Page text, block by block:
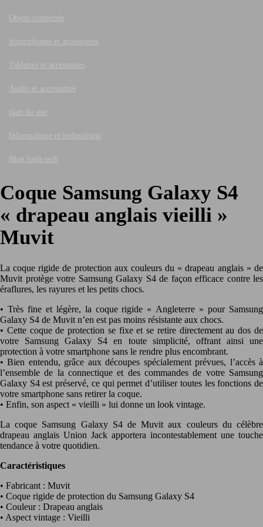
Objets connectés
Smartphones et accessoires
Tablettes et accessoires
Audio et accessoires
plan du site
Informatique et technologie
Blog high-tech
Coque Samsung Galaxy S4
« drapeau anglais vieilli »
Muvit
La coque rigide de protection aux couleurs du « drapeau anglais » de
Muvit protège votre Samsung Galaxy S4 de façon efficace contre les
éraflures, les rayures et les petits chocs.
• Très fine et légère, la coque rigide « Angleterre » pour Samsung
Galaxy S4 de Muvit n’en est pas moins résistante aux chocs.
• Cette coque de protection se fixe et se retire directement au dos de
votre Samsung Galaxy S4 en toute simplicité, offrant ainsi une
protection à votre smartphone sans le rendre plus encombrant.
• Bien entendu, grâce aux découpes spécialement prévues, l’accès à
l’ensemble de la connectique et des commandes de votre Samsung
Galaxy S4 est préservé, ce qui permet d’utiliser toutes les fonctions de
votre smartphone sans retirer la coque.
• Enfin, son aspect « vieilli » lui donne un look vintage.
La coque Samsung Galaxy S4 de Muvit aux couleurs du célèbre
drapeau anglais Union Jack apportera incontestablement une touche
tendance à votre quotidien.
Caractéristiques
• Fabricant : Muvit
• Coque rigide de protection du Samsung Galaxy S4
• Couleur : Drapeau anglais
• Aspect vintage : Vieilli